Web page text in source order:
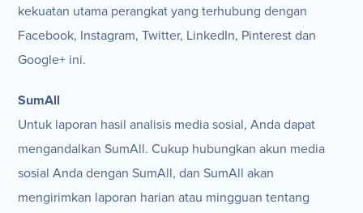
kekuatan utama perangkat yang terhubung dengan
Facebook, Instagram, Twitter, LinkedIn, Pinterest dan
Google+ ini.
SumAll
Untuk laporan hasil analisis media sosial, Anda dapat
mengandalkan SumAll. Cukup hubungkan akun media
sosial Anda dengan SumAll, dan SumAll akan
mengirimkan laporan harian atau mingguan tentang